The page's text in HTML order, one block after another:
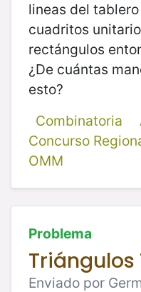
lineas del
cuadritos
rectángulos
¿De cuántas
esto?
Combinatoria
Concurso
OMM
Problema
Enviado por